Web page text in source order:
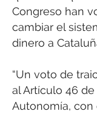
Congreso han
cambiar el
dinero a
“Un voto de
al Artículo 46
Autonomía, con